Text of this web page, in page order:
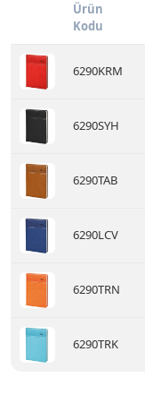
Ürün
Kodu
6290KRM
6290SYH
6290TAB
6290LCV
6290TRN
6290TRK